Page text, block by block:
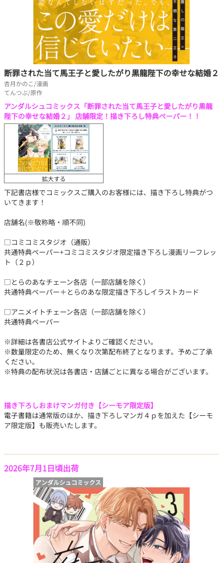
断罪された当て馬王子と愛したがり黒龍陛下の幸せな結婚２
杏月かのこ/漫画
てんつぶ/原作
アンダルシュコミックス「断罪された当て馬王子と愛したがり黒龍
陛下の幸せな結婚２」 店舗限定！描き下ろし特典ペーパー！！
拡大する
下記書店様でコミックスご購入のお客様には、描き下ろし特典がつ
いてきます！
店舗名(※敬称略・順不同)
□コミコミスタジオ（通販）
共通特典ペーパー+コミコミスタジオ限定描き下ろし漫画リーフレッ
ト（２ｐ）
□とらのあなチェーン各店（一部店舗を除く）
共通特典ペーパー＋とらのあな限定描き下ろしイラストカード
□アニメイトチェーン各店（一部店舗を除く）
共通特典ペーパー
※詳細は各書店公式サイトよりご確認ください。
※数量限定のため、無くなり次第配布終了となります。予めご了承
ください。
※特典の配布状況は各書店・店舗ごとに異なる場合がございます。
描き下ろしおまけマンガ付き【シーモア限定版】
電子書籍は通常版のほか、描き下ろしマンガ４ｐを加えた【シーモ
ア限定版】も販売いたします。
2026年7月1日頃出荷
アンダルシュコミックス